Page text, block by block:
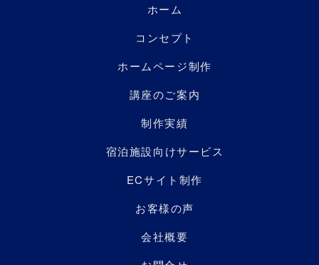
ホーム
コンセプト
ホームページ制作
講座のご案内
制作実績
宿泊施設向けサービス
ECサイト制作
お客様の声
会社概要